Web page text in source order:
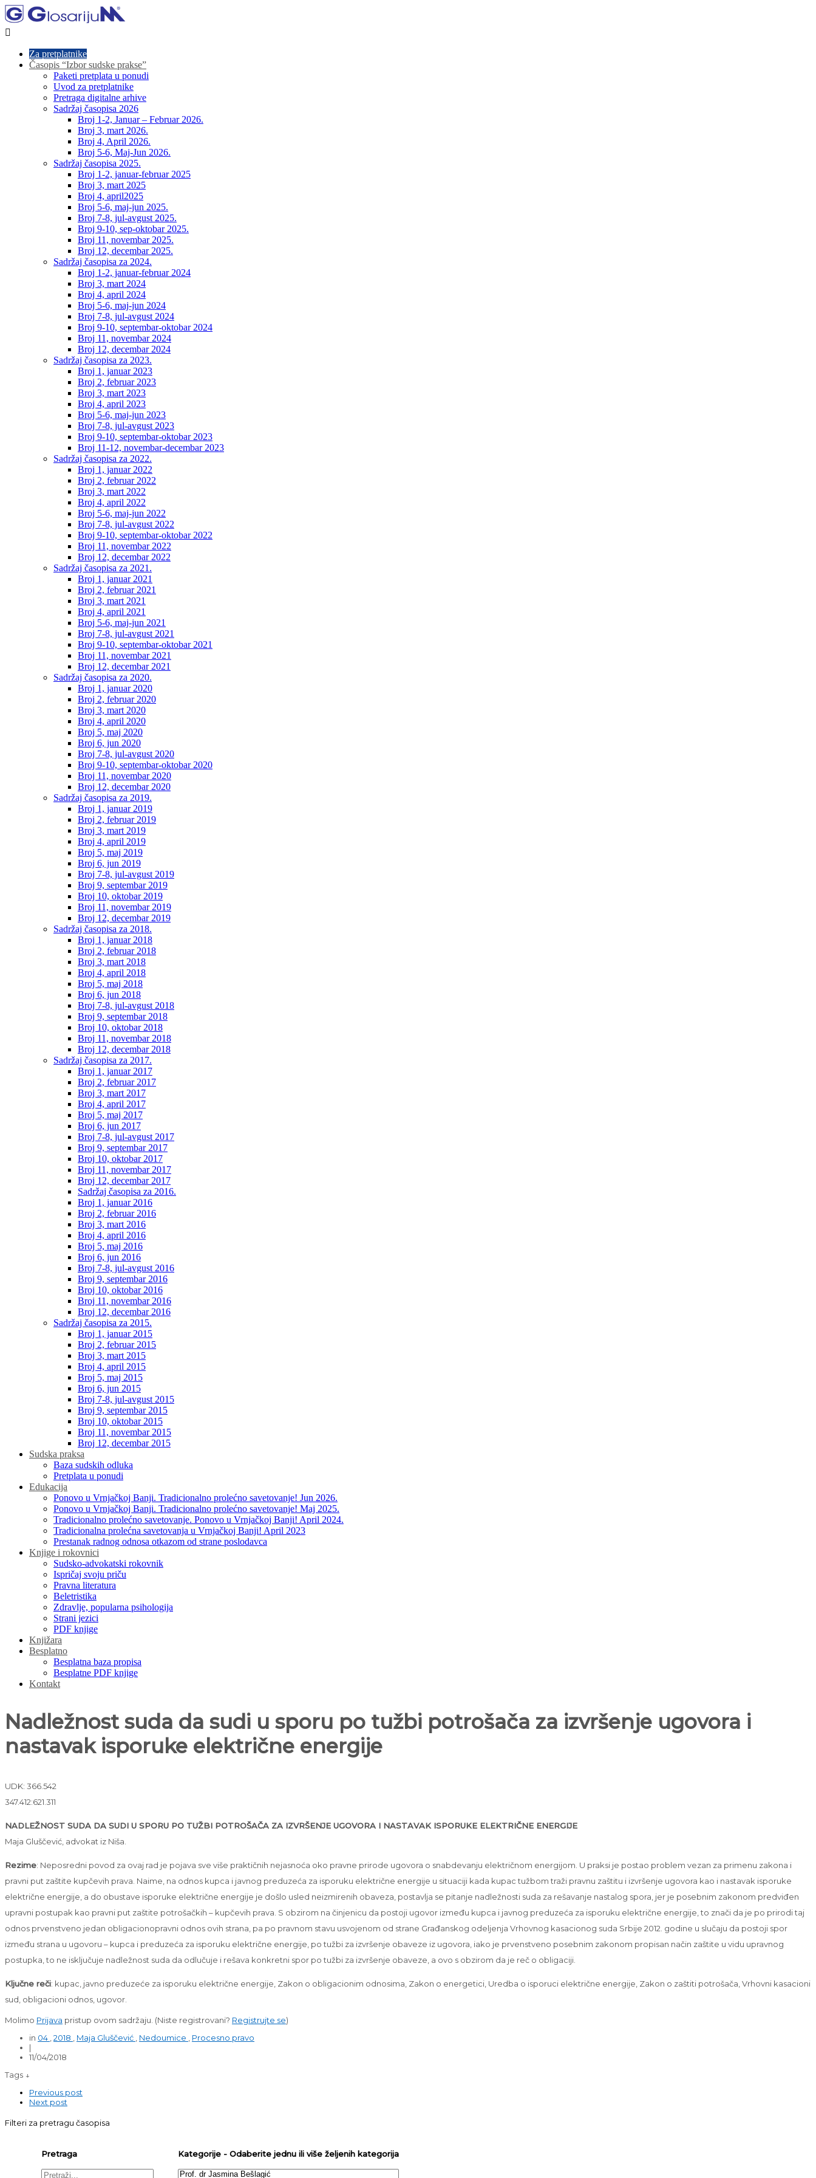

Za pretplatnike
Časopis “Izbor sudske prakse”
Paketi pretplata u ponudi
Uvod za pretplatnike
Pretraga digitalne arhive
Sadržaj časopisa 2026
Broj 1-2, Januar – Februar 2026.
Broj 3, mart 2026.
Broj 4, April 2026.
Broj 5-6, Maj-Jun 2026.
Sadržaj časopisa 2025.
Broj 1-2, januar-februar 2025
Broj 3, mart 2025
Broj 4, april2025
Broj 5-6, maj-jun 2025.
Broj 7-8, jul-avgust 2025.
Broj 9-10, sep-oktobar 2025.
Broj 11, novembar 2025.
Broj 12, decembar 2025.
Sadržaj časopisa za 2024.
Broj 1-2, januar-februar 2024
Broj 3, mart 2024
Broj 4, april 2024
Broj 5-6, maj-jun 2024
Broj 7-8, jul-avgust 2024
Broj 9-10, septembar-oktobar 2024
Broj 11, novembar 2024
Broj 12, decembar 2024
Sadržaj časopisa za 2023.
Broj 1, januar 2023
Broj 2, februar 2023
Broj 3, mart 2023
Broj 4, april 2023
Broj 5-6, maj-jun 2023
Broj 7-8, jul-avgust 2023
Broj 9-10, septembar-oktobar 2023
Broj 11-12, novembar-decembar 2023
Sadržaj časopisa za 2022.
Broj 1, januar 2022
Broj 2, februar 2022
Broj 3, mart 2022
Broj 4, april 2022
Broj 5-6, maj-jun 2022
Broj 7-8, jul-avgust 2022
Broj 9-10, septembar-oktobar 2022
Broj 11, novembar 2022
Broj 12, decembar 2022
Sadržaj časopisa za 2021.
Broj 1, januar 2021
Broj 2, februar 2021
Broj 3, mart 2021
Broj 4, april 2021
Broj 5-6, maj-jun 2021
Broj 7-8, jul-avgust 2021
Broj 9-10, septembar-oktobar 2021
Broj 11, novembar 2021
Broj 12, decembar 2021
Sadržaj časopisa za 2020.
Broj 1, januar 2020
Broj 2, februar 2020
Broj 3, mart 2020
Broj 4, april 2020
Broj 5, maj 2020
Broj 6, jun 2020
Broj 7-8, jul-avgust 2020
Broj 9-10, septembar-oktobar 2020
Broj 11, novembar 2020
Broj 12, decembar 2020
Sadržaj časopisa za 2019.
Broj 1, januar 2019
Broj 2, februar 2019
Broj 3, mart 2019
Broj 4, april 2019
Broj 5, maj 2019
Broj 6, jun 2019
Broj 7-8, jul-avgust 2019
Broj 9, septembar 2019
Broj 10, oktobar 2019
Broj 11, novembar 2019
Broj 12, decembar 2019
Sadržaj časopisa za 2018.
Broj 1, januar 2018
Broj 2, februar 2018
Broj 3, mart 2018
Broj 4, april 2018
Broj 5, maj 2018
Broj 6, jun 2018
Broj 7-8, jul-avgust 2018
Broj 9, septembar 2018
Broj 10, oktobar 2018
Broj 11, novembar 2018
Broj 12, decembar 2018
Sadržaj časopisa za 2017.
Broj 1, januar 2017
Broj 2, februar 2017
Broj 3, mart 2017
Broj 4, april 2017
Broj 5, maj 2017
Broj 6, jun 2017
Broj 7-8, jul-avgust 2017
Broj 9, septembar 2017
Broj 10, oktobar 2017
Broj 11, novembar 2017
Broj 12, decembar 2017
Sadržaj časopisa za 2016.
Broj 1, januar 2016
Broj 2, februar 2016
Broj 3, mart 2016
Broj 4, april 2016
Broj 5, maj 2016
Broj 6, jun 2016
Broj 7-8, jul-avgust 2016
Broj 9, septembar 2016
Broj 10, oktobar 2016
Broj 11, novembar 2016
Broj 12, decembar 2016
Sadržaj časopisa za 2015.
Broj 1, januar 2015
Broj 2, februar 2015
Broj 3, mart 2015
Broj 4, april 2015
Broj 5, maj 2015
Broj 6, jun 2015
Broj 7-8, jul-avgust 2015
Broj 9, septembar 2015
Broj 10, oktobar 2015
Broj 11, novembar 2015
Broj 12, decembar 2015
Sudska praksa
Baza sudskih odluka
Pretplata u ponudi
Edukacija
Ponovo u Vrnjačkoj Banji. Tradicionalno prolećno savetovanje! Jun 2026.
Ponovo u Vrnjačkoj Banji. Tradicionalno prolećno savetovanje! Maj 2025.
Tradicionalno prolećno savetovanje. Ponovo u Vrnjačkoj Banji! April 2024.
Tradicionalna prolećna savetovanja u Vrnjačkoj Banji! April 2023
Prestanak radnog odnosa otkazom od strane poslodavca
Knjige i rokovnici
Sudsko-advokatski rokovnik
Ispričaj svoju priču
Pravna literatura
Beletristika
Zdravlje, popularna psihologija
Strani jezici
PDF knjige
Knjižara
Besplatno
Besplatna baza propisa
Besplatne PDF knjige
Kontakt
Nadležnost suda da sudi u sporu po tužbi potrošača za izvršenje ugovora i
nastavak isporuke električne energije
UDK: 366.542
347.412:621.311
NADLEŽNOST SUDA DA SUDI U SPORU PO TUŽBI POTROŠAČA ZA IZVRŠENJE UGOVORA I NASTAVAK ISPORUKE ELEKTRIČNE ENERGIJE
Maja Gluščević, advokat iz Niša.
Rezime: Neposredni povod za ovaj rad je pojava sve više praktičnih nejasnoća oko pravne prirode ugovora o snabdevanju električnom energijom. U praksi je postao problem vezan za primenu zakona i
pravni put zaštite kupčevih prava. Naime, na odnos kupca i javnog preduzeća za isporuku električne energije u situaciji kada kupac tužbom traži pravnu zaštitu i izvršenje ugovora kao i nastavak isporuke
električne energije, a do obustave isporuke električne energije je došlo usled neizmirenih obaveza, postavlja se pitanje nadležnosti suda za rešavanje nastalog spora, jer je posebnim zakonom predviđen
upravni postupak kao pravni put zaštite potrošačkih – kupčevih prava. S obzirom na činjenicu da postoji ugovor između kupca i javnog preduzeća za isporuku električne energije, to znači da je po prirodi taj
odnos prvenstveno jedan obligacionopravni odnos ovih strana, pa po pravnom stavu usvojenom od strane Građanskog odeljenja Vrhovnog kasacionog suda Srbije 2012. godine u slučaju da postoji spor
između strana u ugovoru – kupca i preduzeća za isporuku električne energije, po tužbi za izvršenje obaveze iz ugovora, iako je prvenstveno posebnim zakonom propisan način zaštite u vidu upravnog
postupka, to ne isključuje nadležnost suda da odlučuje i rešava konkretni spor po tužbi za izvršenje obaveze, a ovo s obzirom da je reč o obligaciji.
Ključne reči: kupac, javno preduzeće za isporuku električne energije, Zakon o obligacionim odnosima, Zakon o energetici, Uredba o isporuci električne energije, Zakon o zaštiti potrošača, Vrhovni kasacioni
sud, obligacioni odnos, ugovor.
Molimo Prijava pristup ovom sadržaju. (Niste registrovani? Registrujte se)
in 04 2018 Maja Gluščević Nedoumice
Procesno pravo
|
11/04/2018
Tags ↓
Previous post
Next post
Filteri za pretragu časopisa
Pretraga Kategorije - Odaberite jednu ili više željenih kategorija